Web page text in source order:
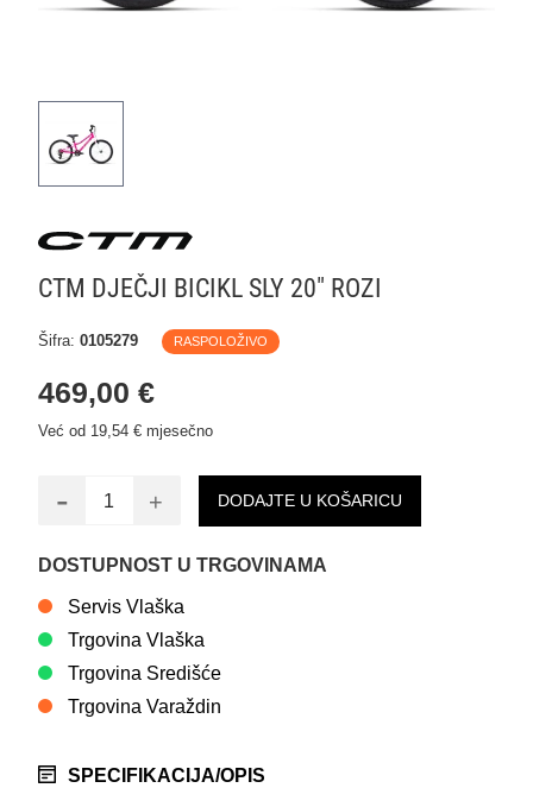
CTM DJEČJI BICIKL SLY 20" ROZI
Šifra: 0105279 RASPOLOŽIVO
469,00 €
Već od 19,54 € mjesečno
- + DODAJTE U KOŠARICU
DOSTUPNOST U TRGOVINAMA
Servis Vlaška
Trgovina Vlaška
Trgovina Središće
Trgovina Varaždin
SPECIFIKACIJA/OPIS